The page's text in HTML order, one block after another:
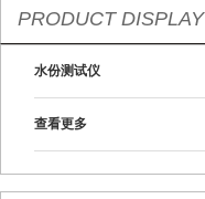
PRODUCT DISPLAY
水份测试仪
查看更多